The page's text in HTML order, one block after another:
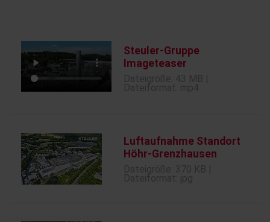
Steuler-Gruppe
Imageteaser
Luftaufnahme Standort
Höhr-Grenzhausen